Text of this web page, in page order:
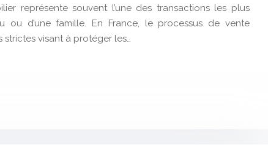
représente souvent l’une des transactions les plus
ou d’une famille. En France, le processus de vente
visant à protéger les…